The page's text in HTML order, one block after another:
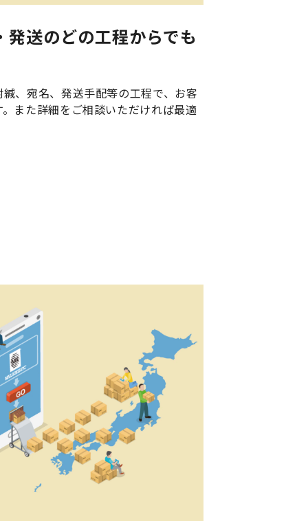
送のどの工程からでも
、宛名、発送手配等の工程で、お客
また詳細をご相談いただければ最適